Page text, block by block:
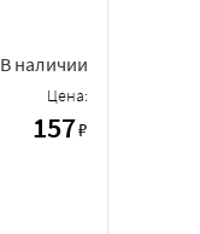
В наличии
Цена:
157₽